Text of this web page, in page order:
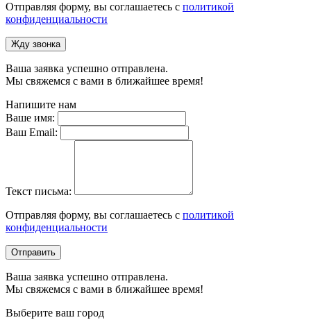
Отправляя форму, вы соглашаетесь с политикой
конфиденциальности
Жду звонка
Ваша заявка успешно отправлена.
Мы свяжемся с вами в ближайшее время!
Напишите нам
Ваше имя:
Ваш Email:
Текст письма:
Отправляя форму, вы соглашаетесь с политикой
конфиденциальности
Отправить
Ваша заявка успешно отправлена.
Мы свяжемся с вами в ближайшее время!
Выберите ваш город